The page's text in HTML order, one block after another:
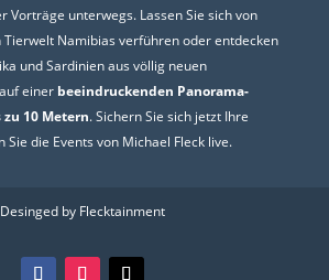
Vorträge unterwegs. Lassen Sie sich von
Namibias verführen oder entdecken
und Sardinien aus völlig neuen
einer beeindruckenden Panorama-
10 Metern. Sichern Sie sich jetzt Ihre
Sie die Events von Michael Fleck live.
Desinged by Flecktainment